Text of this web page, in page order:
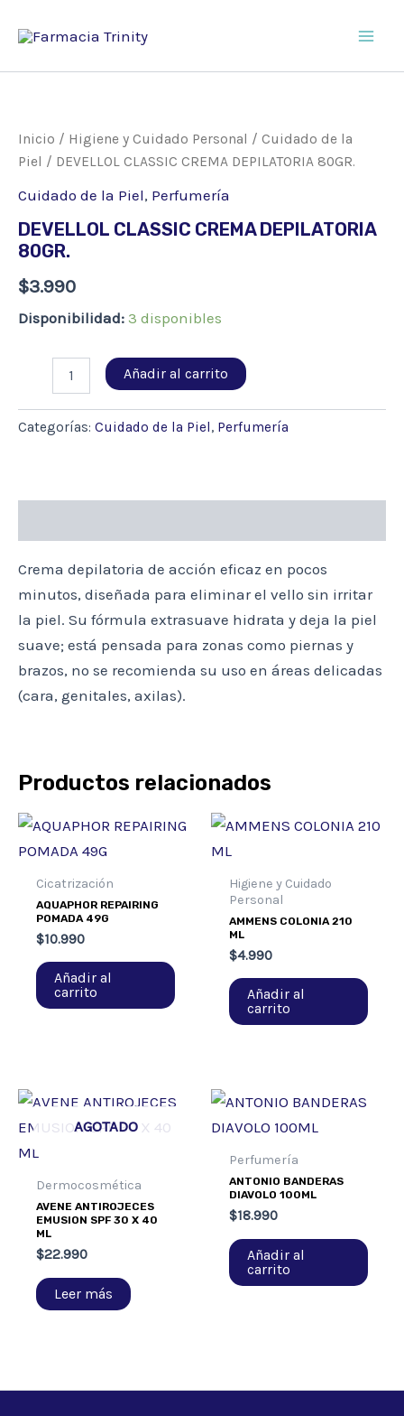
Inicio / Higiene y Cuidado Personal / Cuidado de la
Piel / DEVELLOL CLASSIC CREMA DEPILATORIA 80GR.
Cuidado de la Piel, Perfumería
DEVELLOL CLASSIC CREMA DEPILATORIA
80GR.
$3.990
Disponibilidad: 3 disponibles
DEPILATORIA
80GR.
Añadir al carrito
Categorías: Cuidado de la Piel, Perfumería
Crema depilatoria de acción eficaz en pocos
minutos, diseñada para eliminar el vello sin irritar
la piel. Su fórmula extrasuave hidrata y deja la piel
suave; está pensada para zonas como piernas y
brazos, no se recomienda su uso en áreas delicadas
(cara, genitales, axilas).
Productos relacionados
Cicatrización
AQUAPHOR REPAIRING
POMADA 49G
$10.990
Añadir al
carrito
Higiene y Cuidado
Personal
AMMENS COLONIA 210
ML
$4.990
Añadir al
carrito
AGOTADO
Dermocosmética
AVENE ANTIROJECES
EMUSION SPF 30 X 40
ML
$22.990
Leer más
Perfumería
ANTONIO BANDERAS
DIAVOLO 100ML
$18.990
Añadir al
carrito